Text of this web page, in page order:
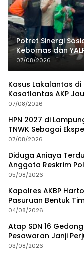
Potret Sinergi
Kebomas dan
dan Warga
07/08/2026
Kasus Lakalantas
Kasatlantas AKP
07/08/2026
HPN 2027 di
TNWK Sebagai
07/08/2026
Diduga Aniaya
Anggota Reskrim
05/08/2026
Kapolres AKBP
Pasuruan Bentuk
Judi Online
04/08/2026
Atap SDN 16
Pesawaran Janji
03/08/2026